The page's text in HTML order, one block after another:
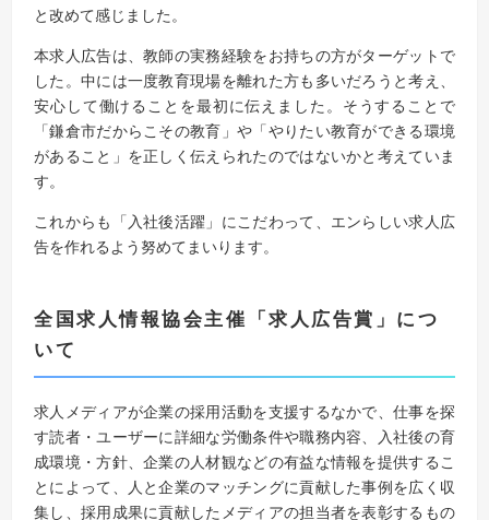
と改めて感じました。
本求人広告は、教師の実務経験をお持ちの方がターゲットで
した。中には一度教育現場を離れた方も多いだろうと考え、
安心して働けることを最初に伝えました。そうすることで
「鎌倉市だからこその教育」や「やりたい教育ができる環境
があること」を正しく伝えられたのではないかと考えていま
す。
これからも「入社後活躍」にこだわって、エンらしい求人広
告を作れるよう努めてまいります。
全国求人情報協会主催「求人広告賞」につ
いて
求人メディアが企業の採用活動を支援するなかで、仕事を探
す読者・ユーザーに詳細な労働条件や職務内容、入社後の育
成環境・方針、企業の人材観などの有益な情報を提供するこ
とによって、人と企業のマッチングに貢献した事例を広く収
集し、採用成果に貢献したメディアの担当者を表彰するもの